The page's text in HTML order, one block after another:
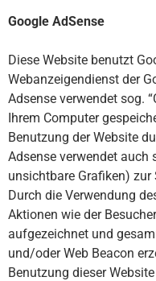
Google AdSense
Diese Website benutzt
Webanzeigendienst der
Adsense verwendet sog.
Ihrem Computer
Benutzung der Website
Adsense verwendet auch
unsichtbare Grafiken)
Durch die Verwendung
Aktionen wie der
aufgezeichnet und
und/oder Web Beacon
Benutzung dieser